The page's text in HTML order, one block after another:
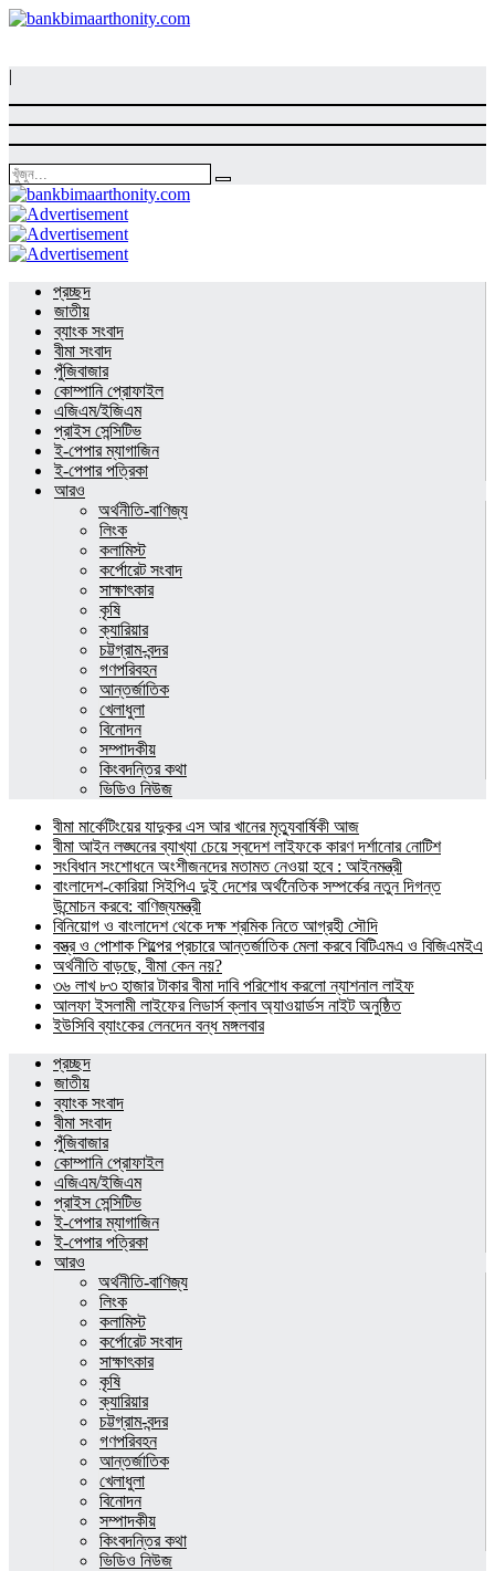
|
প্রচ্ছদ
জাতীয়
ব্যাংক সংবাদ
বীমা সংবাদ
পুঁজিবাজার
কোম্পানি প্রোফাইল
এজিএম/ইজিএম
প্রাইস সেন্সিটিভ
ই-পেপার ম্যাগাজিন
ই-পেপার পত্রিকা
আরও
অর্থনীতি-বাণিজ্য
লিংক
কলামিস্ট
কর্পোরেট সংবাদ
সাক্ষাৎকার
কৃষি
ক্যারিয়ার
চট্টগ্রাম-বন্দর
গণপরিবহন
আন্তর্জাতিক
খেলাধুলা
বিনোদন
সম্পাদকীয়
কিংবদন্তির কথা
ভিডিও নিউজ
বীমা মার্কেটিংয়ের যাদুকর এস আর খানের মৃত্যুবার্ষিকী আজ
বীমা আইন লঙ্ঘনের ব্যাখ্যা চেয়ে স্বদেশ লাইফকে কারণ দর্শানোর নোটিশ
সংবিধান সংশোধনে অংশীজনদের মতামত নেওয়া হবে : আইনমন্ত্রী
বাংলাদেশ-কোরিয়া সিইপিএ দুই দেশের অর্থনৈতিক সম্পর্কের নতুন দিগন্ত
উন্মোচন করবে: বাণিজ্যমন্ত্রী
বিনিয়োগ ও বাংলাদেশ থেকে দক্ষ শ্রমিক নিতে আগ্রহী সৌদি
বস্ত্র ও পোশাক শিল্পের প্রচারে আন্তর্জাতিক মেলা করবে বিটিএমএ ও বিজিএমইএ
অর্থনীতি বাড়ছে, বীমা কেন নয়?
৩৬ লাখ ৮৩ হাজার টাকার বীমা দাবি পরিশোধ করলো ন্যাশনাল লাইফ
আলফা ইসলামী লাইফের লিডার্স ক্লাব অ্যাওয়ার্ডস নাইট অনুষ্ঠিত
ইউসিবি ব্যাংকের লেনদেন বন্ধ মঙ্গলবার
প্রচ্ছদ
জাতীয়
ব্যাংক সংবাদ
বীমা সংবাদ
পুঁজিবাজার
কোম্পানি প্রোফাইল
এজিএম/ইজিএম
প্রাইস সেন্সিটিভ
ই-পেপার ম্যাগাজিন
ই-পেপার পত্রিকা
আরও
অর্থনীতি-বাণিজ্য
লিংক
কলামিস্ট
কর্পোরেট সংবাদ
সাক্ষাৎকার
কৃষি
ক্যারিয়ার
চট্টগ্রাম-বন্দর
গণপরিবহন
আন্তর্জাতিক
খেলাধুলা
বিনোদন
সম্পাদকীয়
কিংবদন্তির কথা
ভিডিও নিউজ